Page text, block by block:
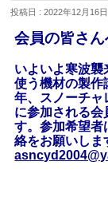
投稿日 : 2022年12月16日
会員の皆さ
いよいよ寒波
使う機材の製作
年、スノーチャ
に参加される
す。参加希望者
絡をお願いしま